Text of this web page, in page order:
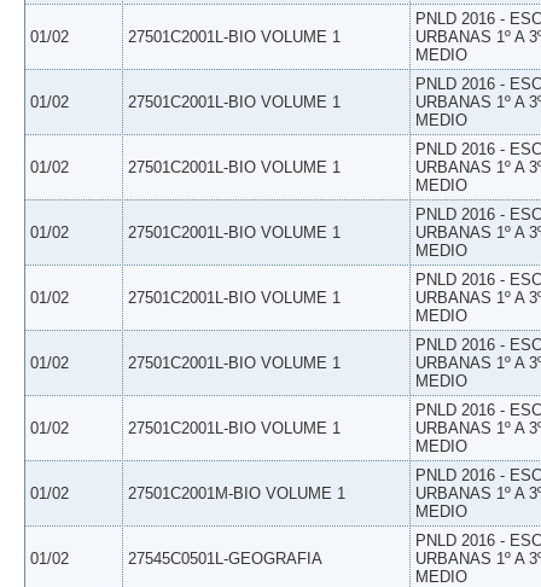
01/02 27501C2001L-BIO VOLUME 1
PNLD 2016 -
URBANAS 1º A
MEDIO
01/02 27501C2001L-BIO VOLUME 1
PNLD 2016 -
URBANAS 1º A
MEDIO
01/02 27501C2001L-BIO VOLUME 1
PNLD 2016 -
URBANAS 1º A
MEDIO
01/02 27501C2001L-BIO VOLUME 1
PNLD 2016 -
URBANAS 1º A
MEDIO
01/02 27501C2001L-BIO VOLUME 1
PNLD 2016 -
URBANAS 1º A
MEDIO
01/02 27501C2001L-BIO VOLUME 1
PNLD 2016 -
URBANAS 1º A
MEDIO
01/02 27501C2001L-BIO VOLUME 1
PNLD 2016 -
URBANAS 1º A
MEDIO
01/02 27501C2001M-BIO VOLUME 1
PNLD 2016 -
URBANAS 1º A
MEDIO
01/02 27545C0501L-GEOGRAFIA
PNLD 2016 -
URBANAS 1º A
MEDIO